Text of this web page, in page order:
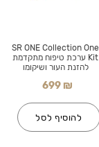
SR ONE Collection One
Kit ערכת טיפוח מתקדמת
להזנת העור ושיקומו
699 ₪
להוסיף לסל